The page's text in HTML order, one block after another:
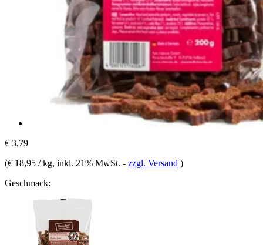
€ 3,79
(€ 18,95 / kg, inkl. 21% MwSt. - zzgl. Versand )
Geschmack: